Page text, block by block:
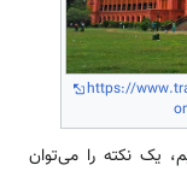
https://
یک نکته را می‌توان